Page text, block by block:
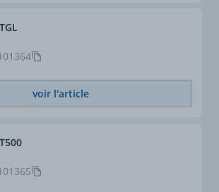
différentes, par exemple ;
groupement de plusieurs
câbles, rayonnement
voir l'article